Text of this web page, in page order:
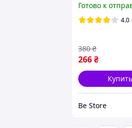
триммер для
Триммер
Готово к
4.0
266₴
380 ₴
Купить
Be Store